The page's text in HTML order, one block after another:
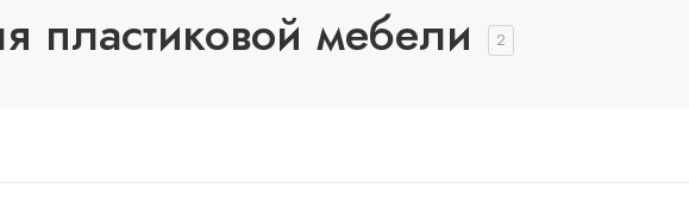
пластиковой мебели 2